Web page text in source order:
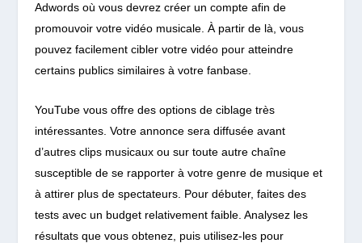
Adwords où vous devrez créer un compte afin de
promouvoir votre vidéo musicale. À partir de là, vous
pouvez facilement cibler votre vidéo pour atteindre
certains publics similaires à votre fanbase.
YouTube vous offre des options de ciblage très
intéressantes. Votre annonce sera diffusée avant
d’autres clips musicaux ou sur toute autre chaîne
susceptible de se rapporter à votre genre de musique et
à attirer plus de spectateurs. Pour débuter, faites des
tests avec un budget relativement faible. Analysez les
résultats que vous obtenez, puis utilisez-les pour